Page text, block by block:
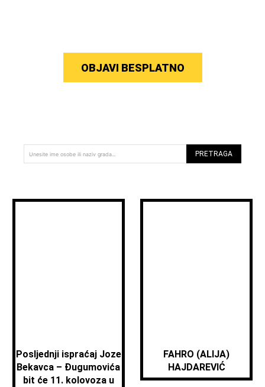
OBJAVI BESPLATNO
Unesite ime osobe ili naziv grada... PRETRAGA
Posljednji ispraćaj Joze
Bekavca – Đugumovića
bit će 11. kolovoza u
FAHRO (ALIJA)
HAJDAREVIĆ